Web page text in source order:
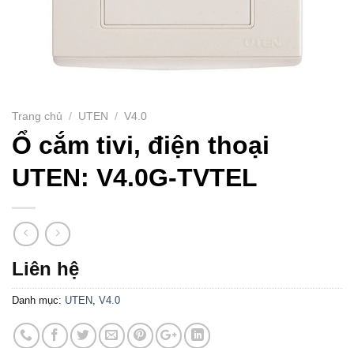
Trang chủ / UTEN / V4.0
Ổ cắm tivi, điện thoại
UTEN: V4.0G-TVTEL
Liên hệ
Danh mục: UTEN, V4.0